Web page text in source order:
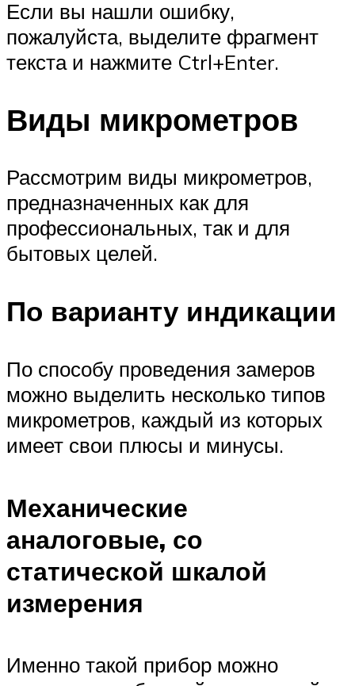
Если вы нашли ошибку,
пожалуйста, выделите фрагмент
текста и нажмите Ctrl+Enter.
Виды микрометров
Рассмотрим виды микрометров,
предназначенных как для
профессиональных, так и для
бытовых целей.
По варианту индикации
По способу проведения замеров
можно выделить несколько типов
микрометров, каждый из которых
имеет свои плюсы и минусы.
Механические
аналоговые, со
статической шкалой
измерения
Именно такой прибор можно